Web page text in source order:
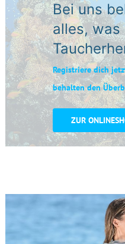
Bei uns
alles, was
Registriere dich
behalten den
ZUR